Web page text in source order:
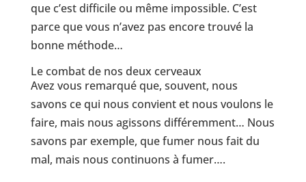
que c’est difficile ou même impossible. C’est
parce que vous n’avez pas encore trouvé la
bonne méthode…
Le combat de nos deux cerveaux
Avez vous remarqué que, souvent, nous
savons ce qui nous convient et nous voulons le
faire, mais nous agissons différemment… Nous
savons par exemple, que fumer nous fait du
mal, mais nous continuons à fumer….